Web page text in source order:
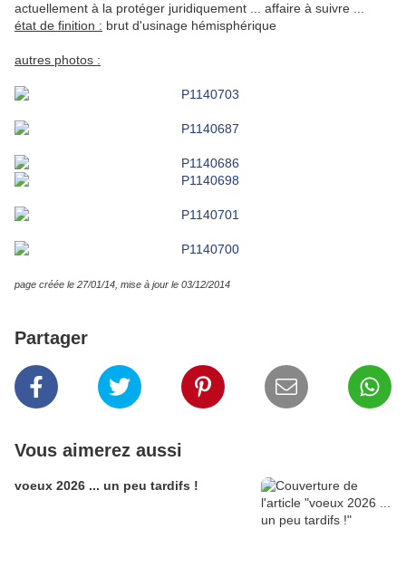
actuellement à la protéger juridiquement ... affaire à suivre ...
état de finition : brut d'usinage hémisphérique
autres photos :
page créée le 27/01/14, mise à jour le 03/12/2014
Partager
Vous aimerez aussi
voeux 2026 ... un peu tardifs !